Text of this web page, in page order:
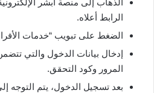
الذهاب إلى منصة أبشر
الرابط أعلاه.
الضغط على تبويب “خدمات
إدخال بيانات الدخول والتي
المرور وكود التحقق.
بعد تسجيل الدخول، يتم التوجه